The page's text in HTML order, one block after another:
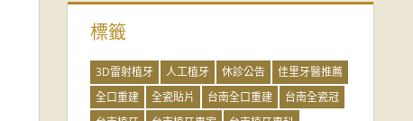
標籤
3D雷射植牙 人工植牙 休診公告
佳里牙醫推薦
全口重建
全瓷貼片 台南全口重建
台南全瓷冠